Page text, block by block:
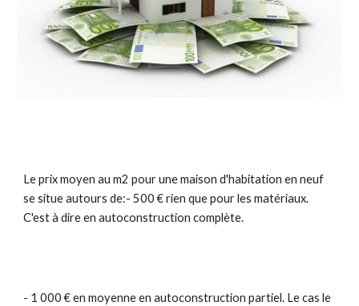
Le prix moyen au m2 pour une maison d'habitation en neuf
se situe autours de:- 500 € rien que pour les matériaux.
C'est à dire en autoconstruction complète.
- 1 000 € en moyenne en autoconstruction partiel. Le cas le